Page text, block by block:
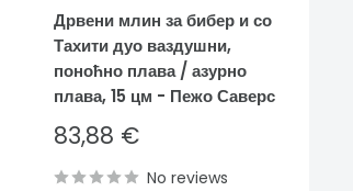
Дрвени млин за бибер и со
Тахити дуо ваздушни,
поноћно плава / азурно
плава, 15 цм - Пежо Саверс
Sale
price
83,88 €
No reviews